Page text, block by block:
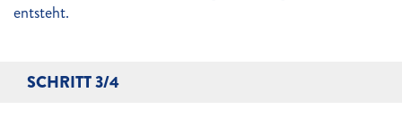
entsteht.
SCHRITT 3/4